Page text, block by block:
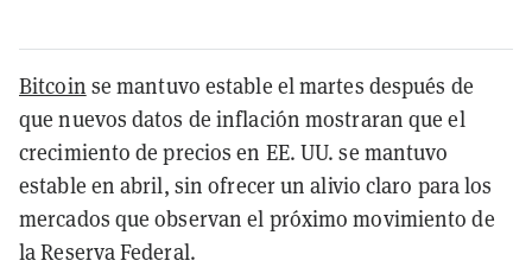
Bitcoin se mantuvo estable el martes después de
que nuevos datos de inflación mostraran que el
crecimiento de precios en EE. UU. se mantuvo
estable en abril, sin ofrecer un alivio claro para los
mercados que observan el próximo movimiento de
la Reserva Federal.